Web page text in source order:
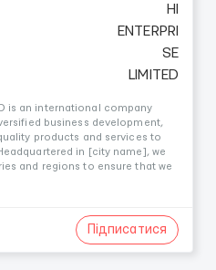
is an international company
business development,
products and services to
in [city name], we
and regions to ensure that we
Підписатися